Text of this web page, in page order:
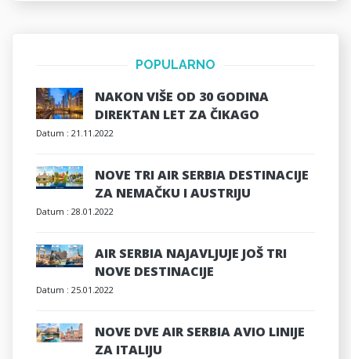
POPULARNO
NAKON VIŠE OD 30 GODINA
DIREKTAN LET ZA ČIKAGO
Datum : 21.11.2022
NOVE TRI AIR SERBIA DESTINACIJE
ZA NEMAČKU I AUSTRIJU
Datum : 28.01.2022
AIR SERBIA NAJAVLJUJE JOŠ TRI
NOVE DESTINACIJE
Datum : 25.01.2022
NOVE DVE AIR SERBIA AVIO LINIJE
ZA ITALIJU